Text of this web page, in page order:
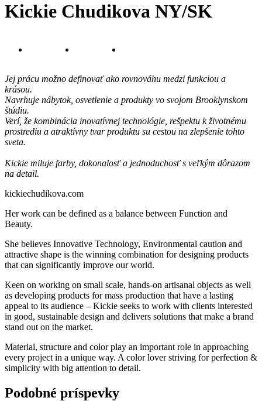
Kickie Chudikova NY/SK
Jej prácu možno definovať ako rovnováhu medzi funkciou a
krásou.
Navrhuje nábytok, osvetlenie a produkty vo svojom Brooklynskom
štúdiu.
Verí, že kombinácia inovatívnej technológie, rešpektu k životnému
prostrediu a atraktívny tvar produktu su cestou na zlepšenie tohto
sveta.
Kickie miluje farby, dokonalosť a jednoduchosť s veľkým dôrazom
na detail.
kickiechudikova.com
Her work can be defined as a balance between Function and
Beauty.
She believes Innovative Technology, Environmental caution and
attractive shape is the winning combination for designing products
that can significantly improve our world.
Keen on working on small scale, hands-on artisanal objects as well
as developing products for mass production that have a lasting
appeal to its audience – Kickie seeks to work with clients interested
in good, sustainable design and delivers solutions that make a brand
stand out on the market.
Material, structure and color play an important role in approaching
every project in a unique way. A color lover striving for perfection &
simplicity with big attention to detail.
Podobné príspevky